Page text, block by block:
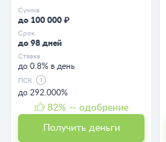
Сумма
до 100 000 ₽
Срок
до 98 дней
Ставка
до 0.8% в день
ПСК
до 292.000%
82% — одобрение
Получить деньги